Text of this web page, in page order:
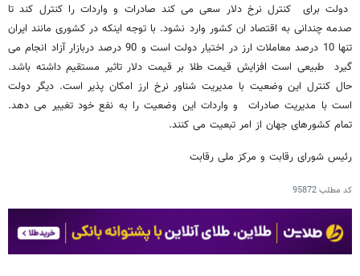
دولت برای کنترل نرخ دلار سعی می کند صادرات و واردات را کنترل کند تا
صدمه چندانی به اقتصاد ان کشور وارد نشود. با توجه اینکه در کشوری مانند ایران
تنها 10 درصد معاملات ارز در اختیار دولت است و 90 درصد دربازار آزاد انجام می
گیرد طبیعی است افزایش قیمت طلا بر قیمت دلار تاثیر مستقیم داشته باشد.
حال کنترل این وضعیت با مدیریت شناور نرخ ارز امکان پذیر است. دیگر دولت
است با مدیریت صادرات و واردات این وضعیت را به نفع خود تغییر می دهد.
تمام کشورهای جهان از امر تبعیت می کنند.
رئیس شورای رقابت و مرکز ملی رقابت
کد مطلب95872